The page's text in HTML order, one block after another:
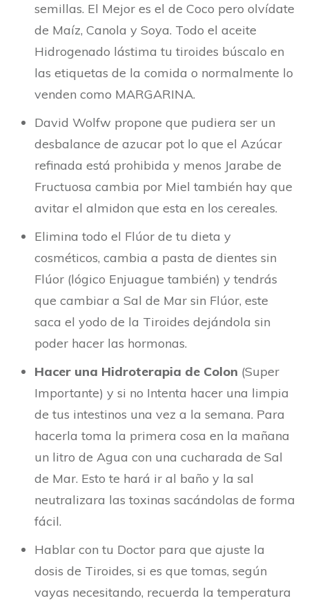
semillas. El Mejor es el de Coco pero olvídate
de Maíz, Canola y Soya. Todo el aceite
Hidrogenado lástima tu tiroides búscalo en
las etiquetas de la comida o normalmente lo
venden como MARGARINA.
David Wolfw propone que pudiera ser un
desbalance de azucar pot lo que el Azúcar
refinada está prohibida y menos Jarabe de
Fructuosa cambia por Miel también hay que
avitar el almidon que esta en los cereales.
Elimina todo el Flúor de tu dieta y
cosméticos, cambia a pasta de dientes sin
Flúor (lógico Enjuague también) y tendrás
que cambiar a Sal de Mar sin Flúor, este
saca el yodo de la Tiroides dejándola sin
poder hacer las hormonas.
Hacer una Hidroterapia de Colon (Super
Importante) y si no Intenta hacer una limpia
de tus intestinos una vez a la semana. Para
hacerla toma la primera cosa en la mañana
un litro de Agua con una cucharada de Sal
de Mar. Esto te hará ir al baño y la sal
neutralizara las toxinas sacándolas de forma
fácil.
Hablar con tu Doctor para que ajuste la
dosis de Tiroides, si es que tomas, según
vayas necesitando, recuerda la temperatura